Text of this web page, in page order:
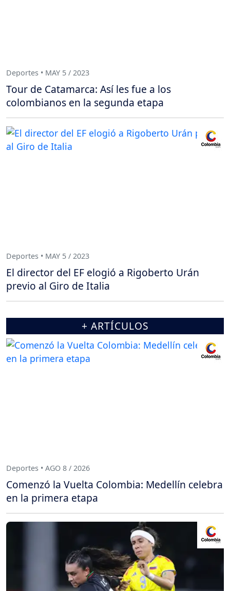
Deportes • MAY 5 / 2023
Tour de Catamarca: Así les fue a los
colombianos en la segunda etapa
Deportes • MAY 5 / 2023
El director del EF elogió a Rigoberto Urán
previo al Giro de Italia
+ ARTÍCULOS
Deportes • AGO 8 / 2026
Comenzó la Vuelta Colombia: Medellín celebra
en la primera etapa